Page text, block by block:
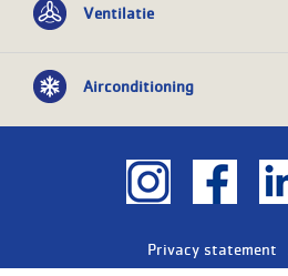
Ventilatie
Airconditioning
Privacy statement